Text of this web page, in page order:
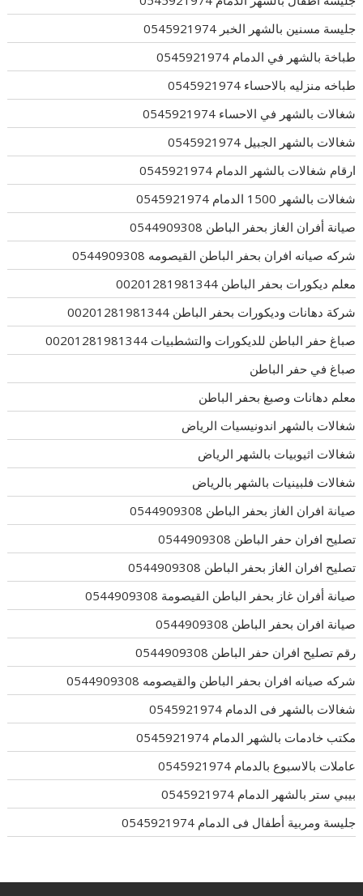
جليسة مسنين بالشهر الخبر 0545921974
طباخة بالشهر في الدمام 0545921974
طباخه منزليه بالاحساء 0545921974
شغالات بالشهر في الاحساء 0545921974
شغالات بالشهر الجبيل 0545921974
ارقام شغالات بالشهر الدمام 0545921974
شغالات بالشهر 1500 الدمام 0545921974
صيانة أفران الغاز بحفر الباطن 0544909308
شركه صيانه افران بحفر الباطن القيصومه 0544909308
معلم ديكورات بحفر الباطن 00201281981344
شركة دهانات وديكورات بحفر الباطن 00201281981344
صباغ حفر الباطن للديكورات والتشطبيات 00201281981344
صباغ في حفر الباطن
معلم دهانات وصبغ بحفر الباطن
شغالات بالشهر اندونيسيات الرياض
شغالات اثيوبيات بالشهر الرياض
شغالات فلبينيات بالشهر بالرياض
صيانة افران الغاز بحفر الباطن 0544909308
تصليح افران حفر الباطن 0544909308
تصليح افران الغاز بحفر الباطن 0544909308
صيانة أفران غاز بحفر الباطن القيصومة 0544909308
صيانة افران بحفر الباطن 0544909308
رقم تصليح افران حفر الباطن 0544909308
شركه صيانه افران بحفر الباطن والقيصومه 0544909308
شغالات بالشهر فى الدمام 0545921974
مكتب خادمات بالشهر الدمام 0545921974
عاملات بالاسبوع بالدمام 0545921974
بيبي ستر بالشهر الدمام 0545921974
جليسة ومربية أطفال فى الدمام 0545921974